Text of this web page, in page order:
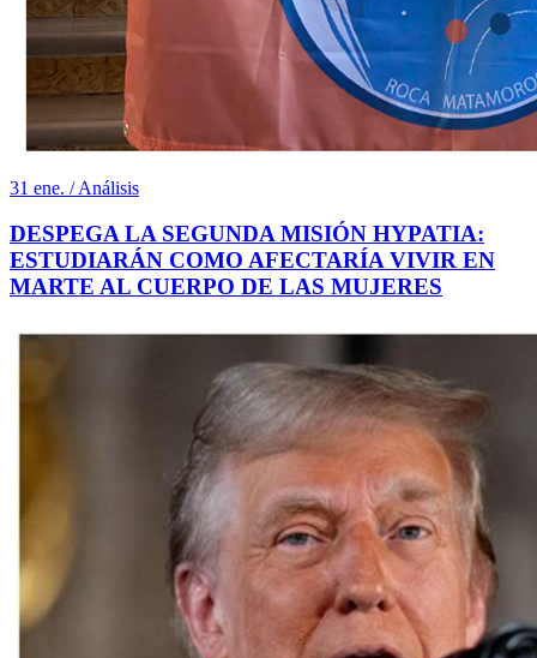
31 ene. / Análisis
DESPEGA LA SEGUNDA MISIÓN HYPATIA:
ESTUDIARÁN COMO AFECTARÍA VIVIR EN
MARTE AL CUERPO DE LAS MUJERES